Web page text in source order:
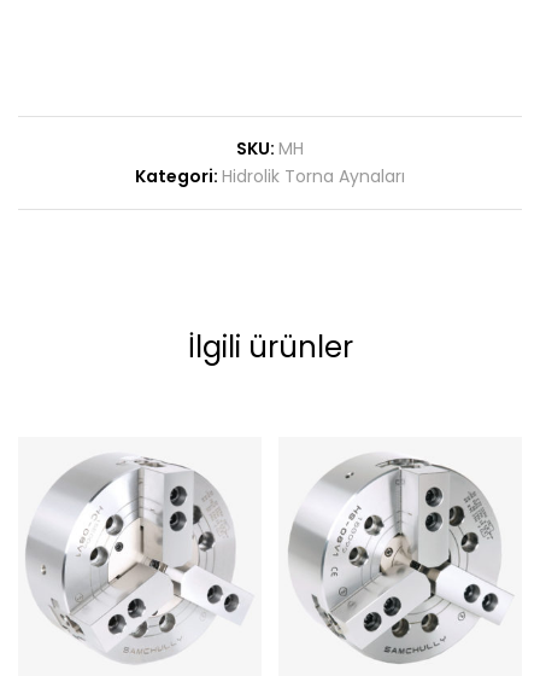
SKU: MH
Kategori: Hidrolik Torna Aynaları
İlgili ürünler